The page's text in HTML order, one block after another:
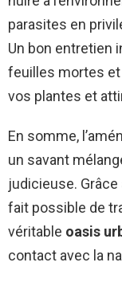
parasites en
Un bon entretien
feuilles mortes
vos plantes et
En somme,
un savant
judicieuse.
fait possible de
véritable oasis
contact avec la